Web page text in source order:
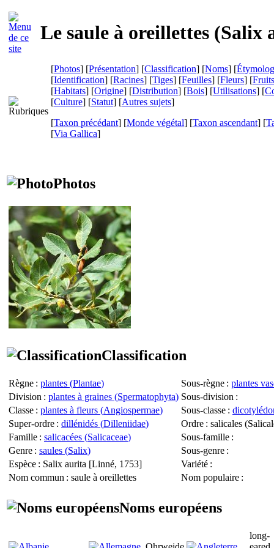
Le saule à oreillettes (Salix
[Photos] [Présentation] [Classification] [Noms] [
[Identification] [Racines] [Tiges] [Feuilles] [Fleurs] [Fruits
[Habitats] [Origine] [Distribution] [Bois] [Utilisations] [
[Culture] [Statut] [Autres sujets]
[Taxon précédant] [Monde végétal] [Taxon ascendant] [
[Via Gallica]
Photos
Classification
Règne : plantes (Plantae) Sous-règne : plantes
Division : plantes à graines (Spermatophyta) Sous-division :
Classe : plantes à fleurs (Angiospermae) Sous-classe :
Super-ordre : dillénidés (Dilleniidae) Ordre : salicales (
Famille : salicacées (Salicaceae) Sous-famille :
Genre : saules (Salix) Sous-genre :
Espèce : Salix aurita [Linné, 1753] Variété :
Nom commun : saule à oreillettes Nom populaire :
Noms européens
long-